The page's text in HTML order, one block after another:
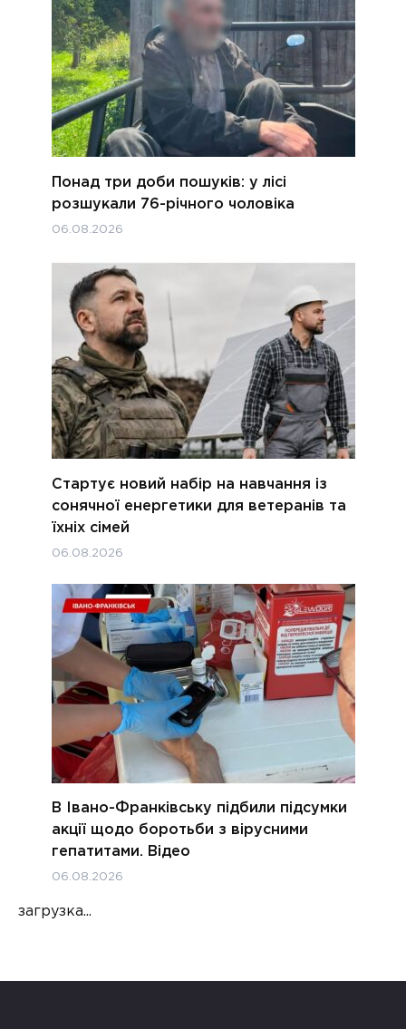
Понад три доби пошуків: у лісі
розшукали 76-річного чоловіка
06.08.2026
Стартує новий набір на навчання із
сонячної енергетики для ветеранів та
їхніх сімей
06.08.2026
В Івано-Франківську підбили підсумки
акції щодо боротьби з вірусними
гепатитами. Відео
06.08.2026
загрузка...